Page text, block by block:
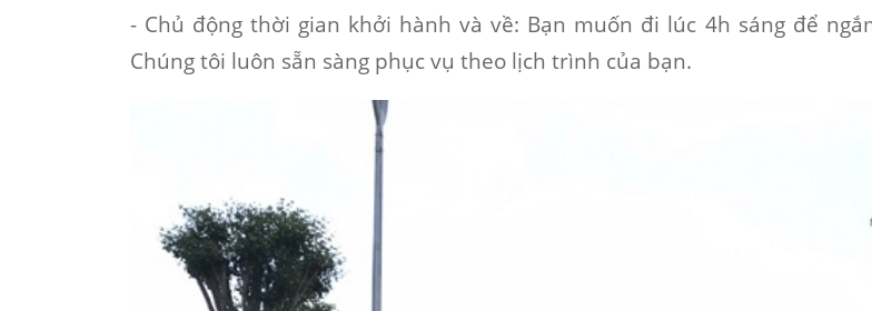
- Chủ động thời gian khởi hành và về: Bạn muốn đi lúc 4h sáng để
Chúng tôi luôn sẵn sàng phục vụ theo lịch trình của bạn.